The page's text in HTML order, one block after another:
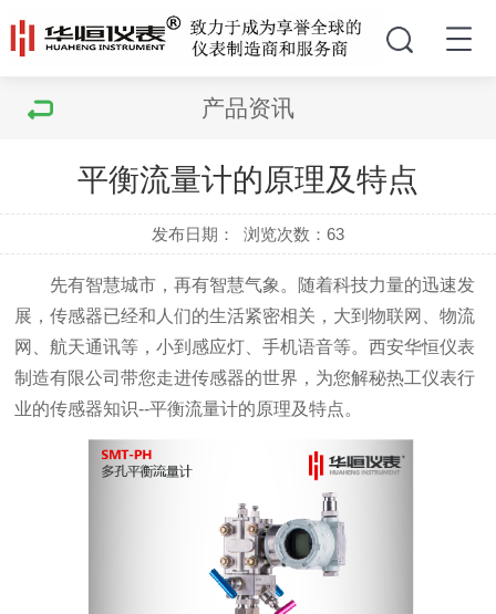
产品资讯
平衡流量计的原理及特点
发布日期： 浏览次数：63
先有智慧城市，再有智慧气象。随着科技力量的迅速发
展，传感器已经和人们的生活紧密相关，大到物联网、物流
网、航天通讯等，小到感应灯、手机语音等。西安华恒仪表
制造有限公司带您走进传感器的世界，为您解秘热工仪表行
业的传感器知识--平衡流量计的原理及特点。